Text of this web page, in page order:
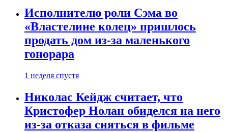
Исполнителю роли Сэма во
«Властелине колец» пришлось
продать дом из-за маленького
гонорара
1 неделя спустя
Николас Кейдж считает, что
Кристофер Нолан обиделся на него
из-за отказа сняться в фильме